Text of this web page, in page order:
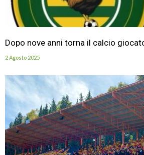
Dopo nove anni torna il calcio
2 Agosto 2025